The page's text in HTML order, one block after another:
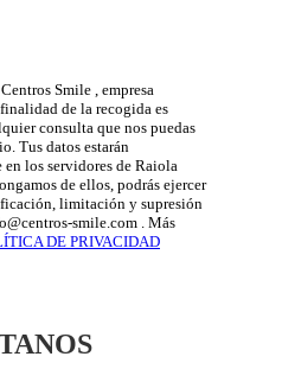
Smile , empresa
de la recogida es
consulta que nos puedas
Tus datos estarán
en los servidores de Raiola
de ellos, podrás ejercer
limitación y supresión
smile.com . Más
DE PRIVACIDAD